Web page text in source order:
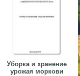
Уборка и хранение
урожая моркови